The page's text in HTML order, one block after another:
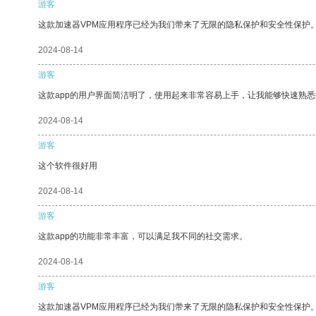
游客
这款加速器VPM应用程序已经为我们带来了无限的隐私保护和安全性保护。
2024-08-14
游客
这款app的用户界面简洁明了，使用起来非常容易上手，让我能够快速熟悉
2024-08-14
游客
这个软件很好用
2024-08-14
游客
这款app的功能非常丰富，可以满足我不同的社交需求。
2024-08-14
游客
这款加速器VPM应用程序已经为我们带来了无限的隐私保护和安全性保护。